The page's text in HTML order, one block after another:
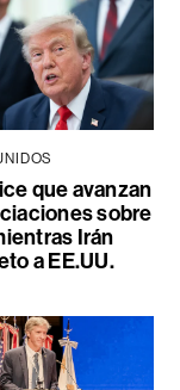
que avanzan
sobre
Irán
a EE.UU.